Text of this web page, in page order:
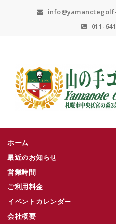
011-
ホーム
最近のお知らせ
営業時間
ご利用料金
イベントカレンダー
会社概要